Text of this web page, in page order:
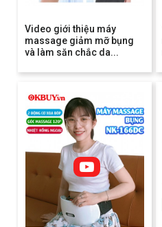
Video giới thiệu máy
massage giảm mỡ bụng
và làm săn chắc da...